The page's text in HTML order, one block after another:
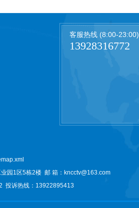
客服热线 (8:00-23:00)
13928316772
园1区5栋2楼 邮 箱：kncctv@163.com
投诉热线：13922895413